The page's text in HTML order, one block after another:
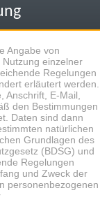
Angabe von
einzelner
Regelungen
erläutert werden.
Anschrift, E-Mail,
den Bestimmungen
Daten sind dann
natürlichen
Grundlagen des
(BDSG) und
Regelungen
und Zweck der
personenbezogenen